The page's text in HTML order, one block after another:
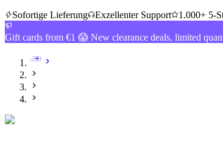
Sofortige Lieferung
Exzellenter Support 1.000+ 5-
Gift cards from €1 😱 New clearance deals, limited